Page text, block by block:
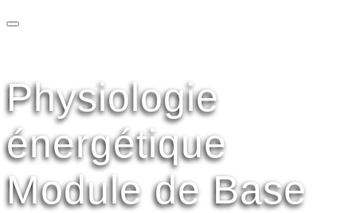
Physiologie
énergétique
Module de Base